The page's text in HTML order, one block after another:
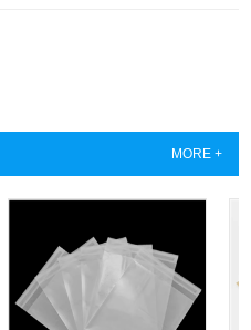
MORE +